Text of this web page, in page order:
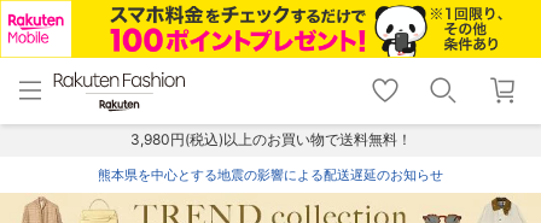
menu home
トップ
shopping_cart lock_outline
ログイン
3,980円(税込)以上のお買い物で送料無料！
熊本県を中心とする地震の影響による配送遅延のお知らせ